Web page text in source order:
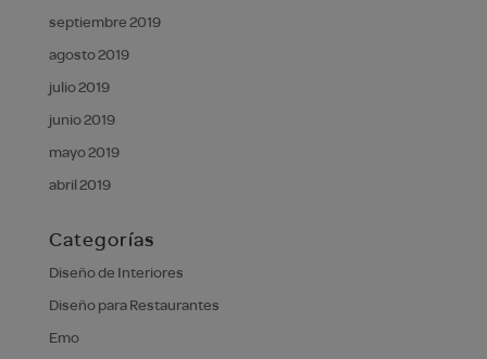
septiembre 2019
agosto 2019
julio 2019
junio 2019
mayo 2019
abril 2019
Categorías
Diseño de Interiores
Diseño para Restaurantes
Emo